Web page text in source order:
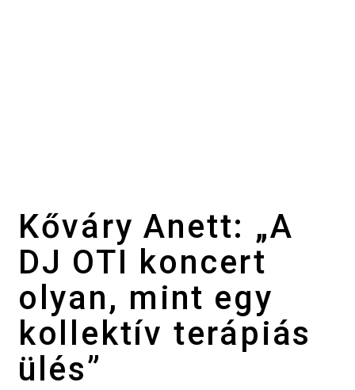
Kőváry Anett: „A
DJ OTI koncert
olyan, mint egy
kollektív terápiás
ülés”